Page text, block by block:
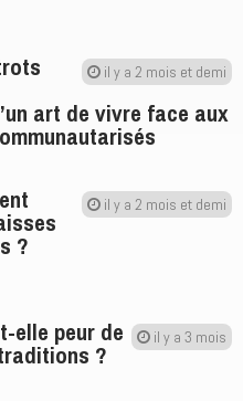
il y a 2 mois et demi
art de vivre face aux
il y a 2 mois et demi
?
il y a 3 mois
elle peur de
?